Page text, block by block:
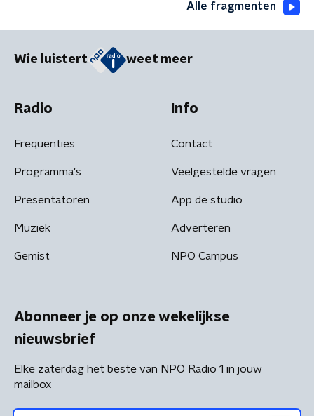
Alle fragmenten
Wie luistert weet meer
Radio
Frequenties
Programma's
Presentatoren
Muziek
Gemist
Info
Contact
Veelgestelde vragen
App de studio
Adverteren
NPO Campus
Abonneer je op onze wekelijkse
nieuwsbrief
Elke zaterdag het beste van NPO Radio 1 in jouw
mailbox